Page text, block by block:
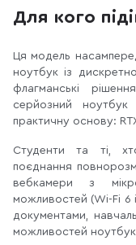
Для кого
Ця модель
ноутбук із
флагманські
серйозний
практичну основу:
Студенти та ті,
поєднання
вебкамери з
можливостей (Wi-Fi 6
документами,
можливостей